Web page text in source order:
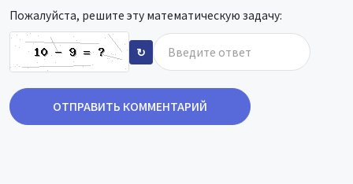
Пожалуйста, решите эту математическую задачу:
↻
ОТПРАВИТЬ КОММЕНТАРИЙ